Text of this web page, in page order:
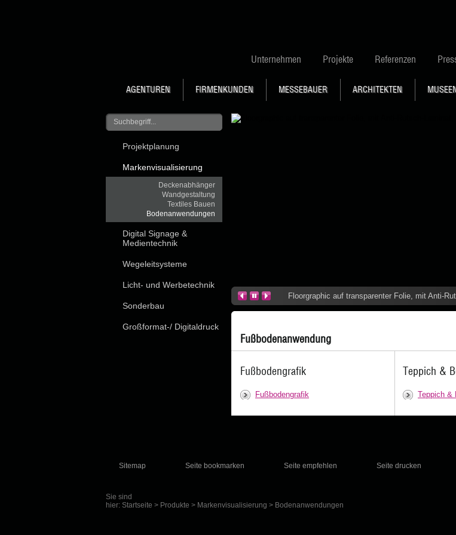
Unternehmen Projekte Referenzen
AGENTUREN FIRMENKUNDEN MESSEBAUER ARCHITEKTEN
Projektplanung
Markenvisualisierung
Deckenabhänger
Wandgestaltung
Textiles Bauen
Bodenanwendungen
Digital Signage &
Medientechnik
Wegeleitsysteme
Licht- und Werbetechnik
Sonderbau
Großformat-/ Digitaldruck
Floorgraphic auf transparenter Folie, mit Anti-
Fußbodenanwendung
Fußbodengrafik
Fußbodengrafik
Teppich &
Teppich &
Sitemap Seite bookmarken Seite empfehlen Seite drucken
Sie sind
hier: Startseite > Produkte > Markenvisualisierung > Bodenanwendungen